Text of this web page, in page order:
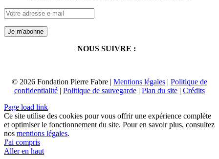
NOUS SUIVRE :
© 2026 Fondation Pierre Fabre | Mentions légales | Politique de
confidentialité | Politique de sauvegarde | Plan du site | Crédits
Page load link
Ce site utilise des cookies pour vous offrir une expérience complète
et optimiser le fonctionnement du site. Pour en savoir plus, consultez
nos mentions légales.
J'ai compris
Aller en haut